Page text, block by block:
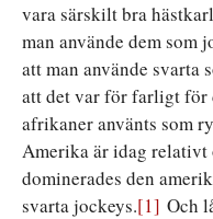
vara särskilt bra
man använde dem som
att man använde svarta
att det var för farligt för
afrikaner använts som
Amerika är idag
dominerades den
svarta jockeys.[1] Och